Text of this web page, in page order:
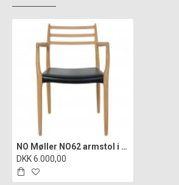
NO Møller NO62 armstol i bøg og sort læder
DKK 6.000,00